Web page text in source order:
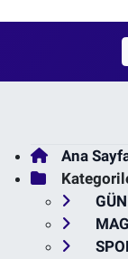
Ana